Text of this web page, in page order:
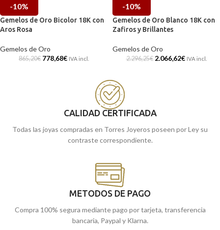
-10%
Gemelos de Oro Bicolor 18K con
Aros Rosa
Gemelos de Oro
865,20€ 778,68€ IVA incl.
-10%
Gemelos de Oro Blanco 18K con
Zafiros y Brillantes
Gemelos de Oro
2.296,25€ 2.066,62€ IVA incl.
CALIDAD CERTIFICADA
Todas las joyas compradas en Torres Joyeros poseen por Ley su
contraste correspondiente.
METODOS DE PAGO
Compra 100% segura mediante pago por tarjeta, transferencia
bancaria, Paypal y Klarna.